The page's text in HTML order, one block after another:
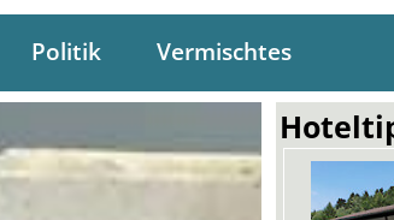
Politik Vermischtes